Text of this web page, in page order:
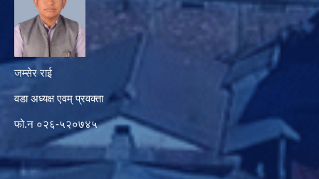
जम्सेर राई
वडा अध्यक्ष एवम् प्रवक्ता
फो.न ०२६-५२०७४५